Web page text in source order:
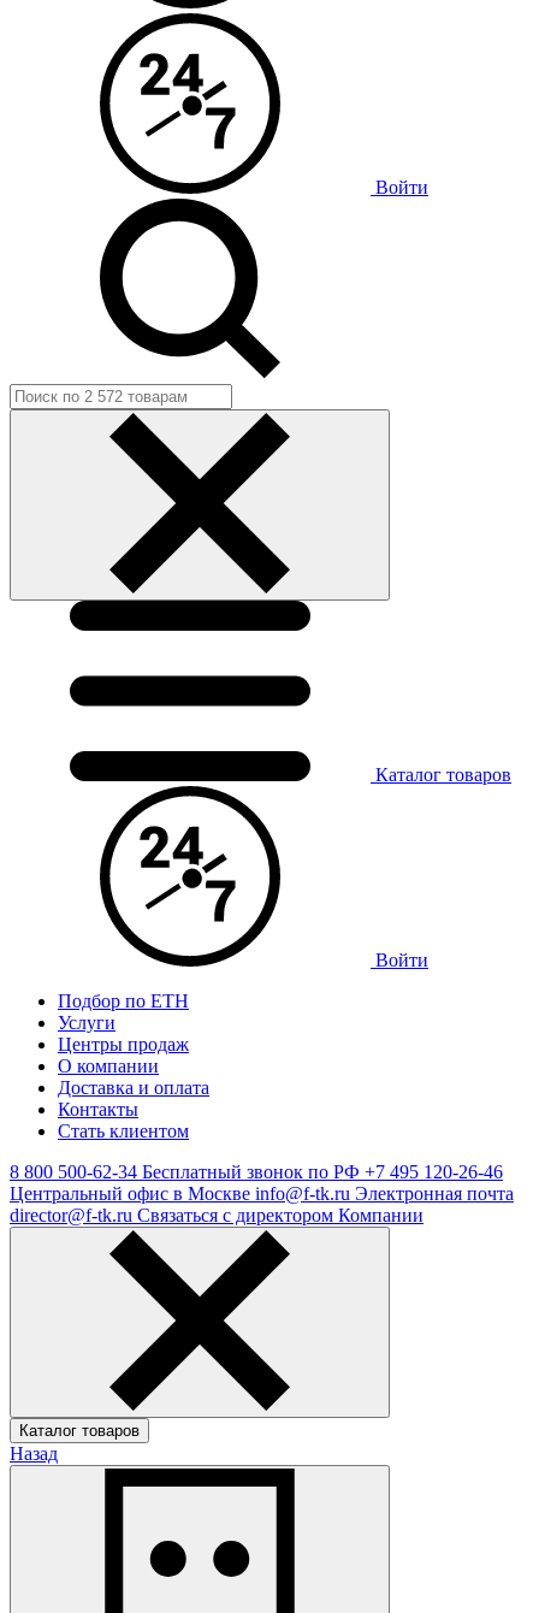
Войти
Каталог товаров
Войти
Подбор по ЕТН
Услуги
Центры продаж
О компании
Доставка и оплата
Контакты
Стать клиентом
8 800 500-62-34 Бесплатный звонок по РФ +7 495 120-26-46
Центральный офис в Москве info@f-tk.ru Электронная почта
director@f-tk.ru Связаться с директором Компании
Каталог товаров
Назад